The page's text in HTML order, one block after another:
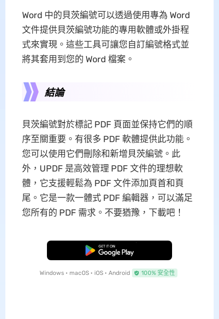
Word 中的貝茨編號可以透過使用專為 Word
文件提供貝茨編號功能的專用軟體或外掛程
式來實現。這些工具可讓您自訂編號格式並
將其套用到您的 Word 檔案。
結論
貝茨編號對於標記 PDF 頁面並保持它們的順
序至關重要。有很多 PDF 軟體提供此功能。
您可以使用它們刪除和新增貝茨編號。此
外，UPDF 是高效管理 PDF 文件的理想軟
體，它支援輕鬆為 PDF 文件添加頁首和頁
尾。它是一款一體式 PDF 編輯器，可以滿足
您所有的 PDF 需求。不要猶豫，下載吧！
免費下載
Windows • macOS • iOS • Android 100% 安全性